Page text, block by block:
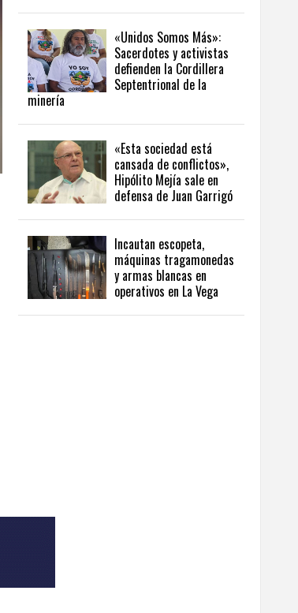
«Unidos Somos Más»:
Sacerdotes y activistas
defienden la Cordillera
Septentrional de la
minería
«Esta sociedad está
cansada de conflictos»,
Hipólito Mejía sale en
defensa de Juan Garrigó
Incautan escopeta,
máquinas tragamonedas
y armas blancas en
operativos en La Vega